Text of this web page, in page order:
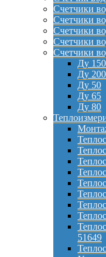
Счетчики
Счетчики
Счетчики
Счетчики
Счетчики
Ду 150
Ду 200
Ду 50
Ду 65
Ду 80
51649